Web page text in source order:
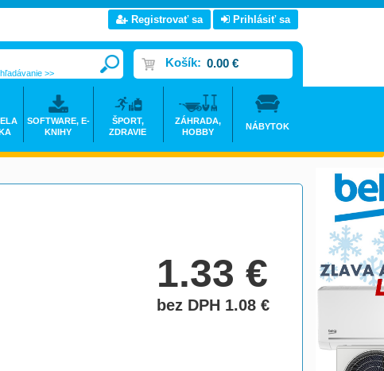
1.33€
bez DPH 1.08€
Registrovať sa Prihlásiť sa
Košík: 0.00 €
>>
SOFTWARE, E-
KNIHY
ŠPORT,
ZDRAVIE
ZÁHRADA,
HOBBY
NÁBYTOK